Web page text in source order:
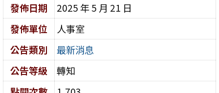
發佈日期
2025 年 5 月 21 日
發佈單位
人事室
公告類別
最新消息
公告等級
轉知